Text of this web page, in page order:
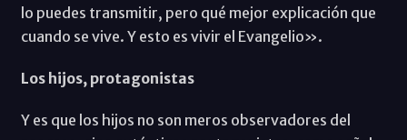
lo puedes transmitir, pero qué mejor explicación que
cuando se vive. Y esto es vivir el Evangelio».
Los hijos, protagonistas
Y es que los hijos no son meros observadores del